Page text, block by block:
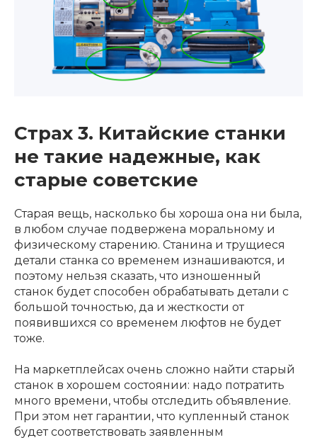
Страх 3. Китайские станки
не такие надежные, как
старые советские
Старая вещь, насколько бы хороша она ни была,
в любом случае подвержена моральному и
физическому старению. Станина и трущиеся
детали станка со временем изнашиваются, и
поэтому нельзя сказать, что изношенный
станок будет способен обрабатывать детали с
большой точностью, да и жесткости от
появившихся со временем люфтов не будет
тоже.
На маркетплейсах очень сложно найти старый
станок в хорошем состоянии: надо потратить
много времени, чтобы отследить объявление.
При этом нет гарантии, что купленный станок
будет соответствовать заявленным